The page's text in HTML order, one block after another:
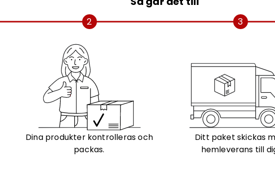
2
Dina produkter kontrolleras och
packas.
3
Ditt paket skickas
hemleverans till